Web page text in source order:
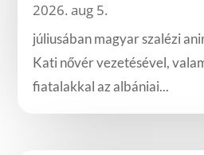
2026. aug 5.
júliusában magyar szalézi
Kati nővér vezetésével,
fiatalakkal az albániai...